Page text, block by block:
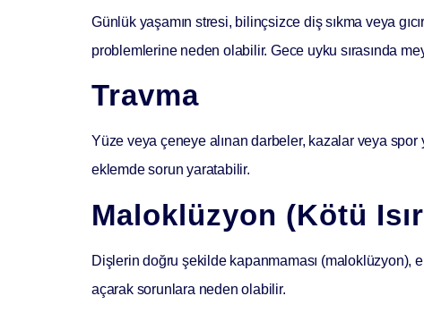
Günlük yaşamın stresi, bilinçsizce diş sıkma veya
problemlerine neden olabilir. Gece uyku sırasında
Travma
Yüze veya çeneye alınan darbeler, kazalar veya
eklemde sorun yaratabilir.
Maloklüzyon (Kötü
Dişlerin doğru şekilde kapanmaması (maloklüzyon),
açarak sorunlara neden olabilir.